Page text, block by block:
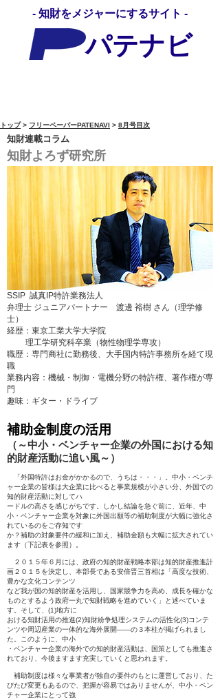
- 知財をメジャーにするサイト -
パテナビ
トップ> フリーペーパーPATENAVI > 8月号目次
知財連載コラム
知財よろず研究所
SSIP 誠真IP特許業務法人
弁理士 ジュニアパートナー 渡邊 裕樹 さん（理学修
士）
経歴：東京工業大学大学院
理工学研究科卒業（物性物理学専攻）
職歴：専門商社に勤務後、大手国内特許事務所を経て現
職
業務内容：機械・制御・電機分野の特許権、著作権が専
門
趣味：ギター・ドライブ
補助金制度の活用
（～中小・ベンチャー企業の外国における知
的財産活動に追い風～）
「外国特許はお金がかかるので、うちは・・・」。中小・ベンチ
ャー企業の皆様は大企業に比べると事業規模が小さい分、外国での
知的財産活動に対してハ
ードルの高さを感じがちです。しかし結論を急ぐ前に、近年、中
小・ベンチャー企業を対象に外国出願等の補助制度が大幅に強化さ
れているのをご存知です
か？補助の対象要件の緩和に加え、補助金額も大幅に拡大されてい
ます（下記表を参照）。
２０１５年６月には、政府の知的財産戦略本部は知的財産推進計
画２０１５を決定し、本部長である安倍晋三首相は「高度な技術、
豊かな文化コンテンツ
など我が国の知的財産を活用し、国家競争力を高め、成長を確かな
ものとするよう政府一丸で知財戦略を進めていく」と述べていま
す。そして、(1)地方に
おける知財活用の推進(2)知財紛争処理システムの活性化(3)コンテ
ンツや周辺産業の一体的な海外展開――の３本柱が掲げられまし
た。このように、中小
・ベンチャー企業の海外での知的財産活動は、国策としても推進さ
れており、今後ますます充実していくと思われます。
補助制度は様々な事業者が独自の要件のもとに運営しており、た
びたび変更もあるので、把握が容易ではありませんが、中小・ベン
チャー企業にとって強